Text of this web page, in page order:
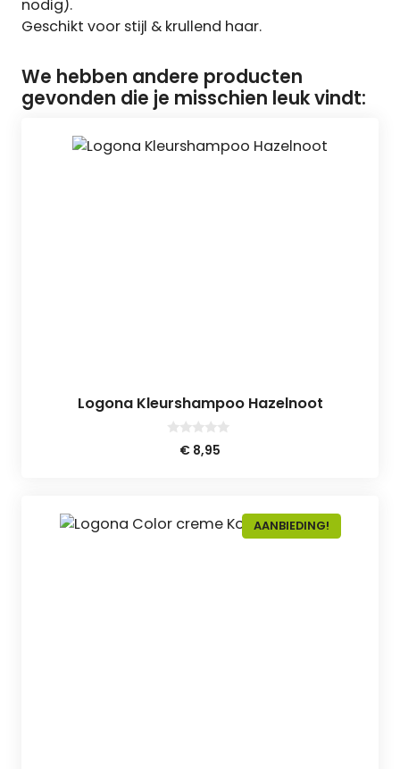
nodig).
Geschikt voor stijl & krullend haar.
We hebben andere producten
gevonden die je misschien leuk vindt:
Logona Kleurshampoo Hazelnoot
€ 8,95
AANBIEDING!